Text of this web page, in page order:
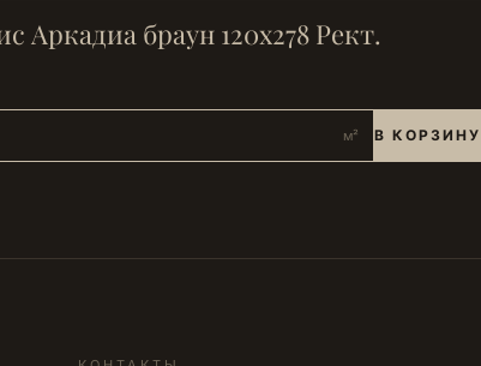
Аркадиа браун 120х278 Рект.
м² В КОРЗИНУ